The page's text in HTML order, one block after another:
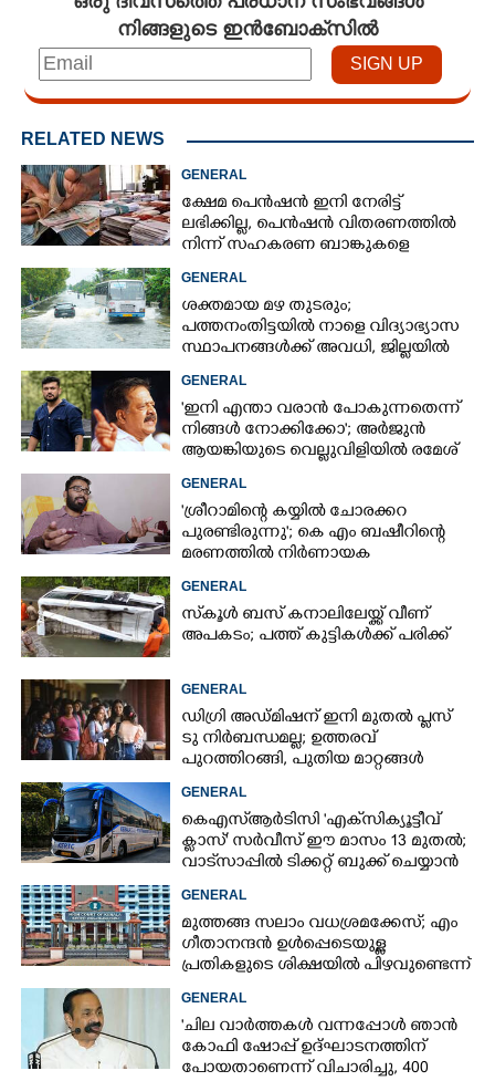
നിങ്ങളുടെ ഇൻബോക്സിൽ
RELATED NEWS
GENERAL
ക്ഷേമ പെൻഷൻ ഇനി നേരിട്ട്
ലഭിക്കില്ല,​ പെൻഷൻ വിതരണത്തിൽ
നിന്ന് സഹകരണ ബാങ്കുകളെ
GENERAL
ശക്തമായ മഴ തുടരും;
പത്തനംതിട്ടയിൽ നാളെ വിദ്യാഭ്യാസ
സ്ഥാപനങ്ങൾക്ക് അവധി,​ ജില്ലയിൽ
GENERAL
'ഇനി എന്താ വരാൻ പോകുന്നതെന്ന്
നിങ്ങൾ നോക്കിക്കോ'; അർജുൻ
ആയങ്കിയുടെ വെല്ലുവിളിയിൽ രമേശ്
GENERAL
'ശ്രീറാമിന്റെ കയ്യിൽ ചോരക്കറ
പുരണ്ടിരുന്നു'; കെ എം ബഷീറിന്റെ
മരണത്തിൽ നിർണായക
GENERAL
സ്‌കൂൾ ബസ് കനാലിലേയ്ക്ക് വീണ്
അപകടം; പത്ത് കുട്ടികൾക്ക് പരിക്ക്
GENERAL
ഡിഗ്രി അഡ്മിഷന് ഇനി മുതൽ പ്ലസ്
ടു നിർബന്ധമല്ല; ഉത്തരവ്
പുറത്തിറങ്ങി, പുതിയ മാറ്റങ്ങൾ
GENERAL
കെഎസ്‌ആർടിസി 'എക്‌സിക്യൂട്ടീവ്
ക്ളാസ്' സർവീസ് ഈ മാസം 13 മുതൽ;
വാട്‌സാപ്പിൽ ടിക്കറ്റ് ബുക്ക് ചെയ്യാൻ
GENERAL
മുത്തങ്ങ സലാം വധശ്രമക്കേസ്; എം
ഗീതാനന്ദൻ ഉൾപ്പെടെയുള്ള
പ്രതികളുടെ ശിക്ഷയിൽ പിഴവുണ്ടെന്ന്
GENERAL
'ചില വാർത്തകൾ വന്നപ്പോൾ ഞാൻ
കോഫി ഷോപ്പ് ഉദ്ഘാടനത്തിന്
പോയതാണെന്ന് വിചാരിച്ചു, 400
×